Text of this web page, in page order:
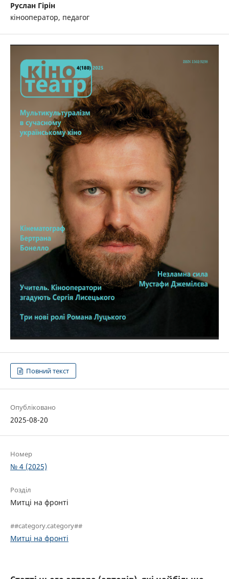
Руслан Гірін
кінооператор, педагог
Повний текст
Опубліковано
2025-08-20
Номер
№ 4 (2025)
Розділ
Митці на фронті
##category.category##
Митці на фронті